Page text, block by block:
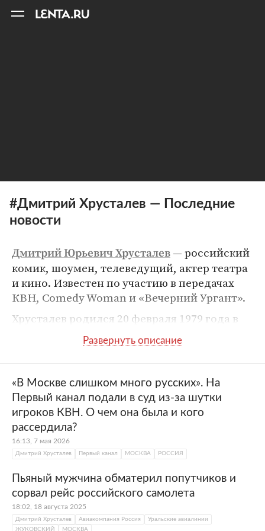
#Дмитрий Хрусталев — Последние
новости
Дмитрий Юрьевич Хрусталев — российский
комик, шоумен, телеведущий, актер театра
и кино. Известен по участию в передачах
КВН, Comedy Woman и «Вечерний Ургант».
Хрусталев родился 20 февраля 1979 года в
. В детстве занимался бальными
танцами, после школы поступил в Санкт-
Пушкине. Во время учебы в вузе увлекся
КВНом. В аграрном Хрусталев не доучился,
перейдя на экономический факультет
Санкт-Петербургского государственного
университета аэрокосмического
приборостроения.
С 1998 года Дмитрий Хрусталев играл за
команду КВН «Сборная Санкт-Петербурга»,
стал ее капитаном. Вместе с коллективом
юморист выиграл Кубок Москвыв 1998 году,
«В Москве слишком много русских». На
Первый канал подали в суд из-за шутки
игроков КВН. О чем она была и кого
рассердила?
16:13, 7 мая 2026
Дмитрий Хрусталев Первый канал МОСКВА РОССИЯ
Пьяный мужчина обматерил попутчиков и
сорвал рейс российского самолета
18:02, 18 августа 2025
Дмитрий Хрусталев Авиакомпания Россия
Уральские авиалинии
ЖУКОВСКИЙ
МОСКВА